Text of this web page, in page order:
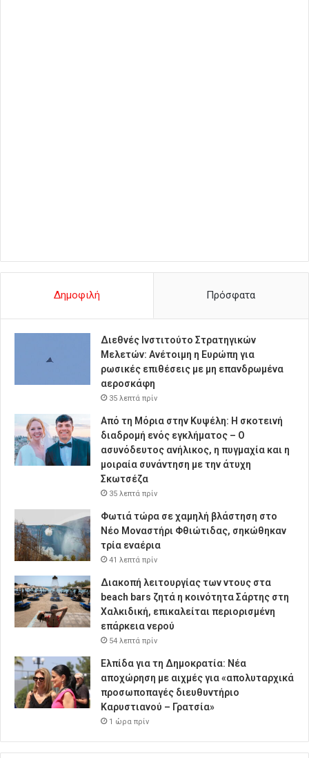
Δημοφιλή Πρόσφατα
Διεθνές Ινστιτούτο Στρατηγικών
Μελετών: Ανέτοιμη η Ευρώπη για
ρωσικές επιθέσεις με μη επανδρωμένα
αεροσκάφη
35 λεπτά πρίν
Από τη Μόρια στην Κυψέλη: Η σκοτεινή
διαδρομή ενός εγκλήματος – Ο
ασυνόδευτος ανήλικος, η πυγμαχία και η
μοιραία συνάντηση με την άτυχη
Σκωτσέζα
35 λεπτά πρίν
Φωτιά τώρα σε χαμηλή βλάστηση στο
Νέο Μοναστήρι Φθιώτιδας, σηκώθηκαν
τρία εναέρια
41 λεπτά πρίν
Διακοπή λειτουργίας των ντους στα
beach bars ζητά η κοινότητα Σάρτης στη
Χαλκιδική, επικαλείται περιορισμένη
επάρκεια νερού
54 λεπτά πρίν
Ελπίδα για τη Δημοκρατία: Νέα
αποχώρηση με αιχμές για «απολυταρχικά
προσωποπαγές διευθυντήριο
Καρυστιανού – Γρατσία»
1 ώρα πρίν